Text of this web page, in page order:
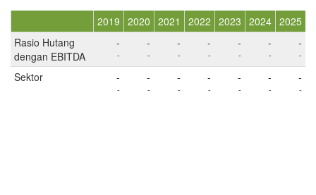
2019 2020 2021 2022 2023 2024 2025
Rasio Hutang
dengan EBITDA
-
-
-
-
-
-
-
-
-
-
-
-
-
-
Sektor -
-
-
-
-
-
-
-
-
-
-
-
-
-